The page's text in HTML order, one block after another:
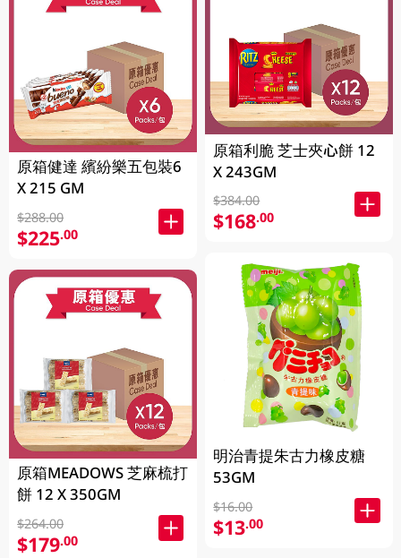
原箱健達 繽紛樂五包裝6
X 215 GM
$288.00
$225.00
原箱MEADOWS 芝麻梳打
餅 12 X 350GM
$264.00
$179.00
原箱利脆 芝士夾心餅 12
X 243GM
$384.00
$168.00
明治青提朱古力橡皮糖
53GM
$16.00
$13.00